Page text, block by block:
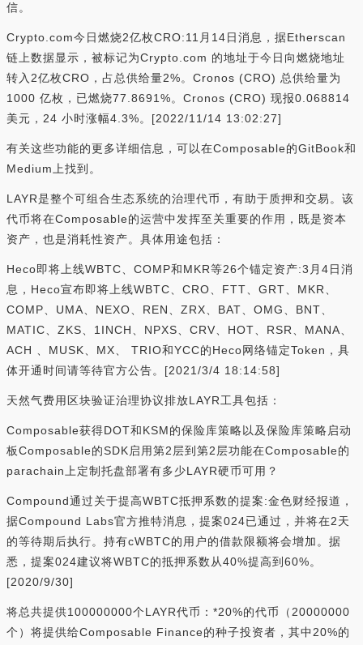
信。
Crypto.com今日燃烧2亿枚CRO:11月14日消息，据Etherscan
链上数据显示，被标记为Crypto.com 的地址于今日向燃烧地址
转入2亿枚CRO，占总供给量2%。Cronos (CRO) 总供给量为
1000 亿枚，已燃烧77.8691%。Cronos (CRO) 现报0.068814
美元，24 小时涨幅4.3%。[2022/11/14 13:02:27]
有关这些功能的更多详细信息，可以在Composable的GitBook和
Medium上找到。
LAYR是整个可组合生态系统的治理代币，有助于质押和交易。该
代币将在Composable的运营中发挥至关重要的作用，既是资本
资产，也是消耗性资产。具体用途包括：
Heco即将上线WBTC、COMP和MKR等26个锚定资产:3月4日消
息，Heco宣布即将上线WBTC、CRO、FTT、GRT、MKR、
COMP、UMA、NEXO、REN、ZRX、BAT、OMG、BNT、
MATIC、ZKS、1INCH、NPXS、CRV、HOT、RSR、MANA、
ACH 、MUSK、MX、 TRIO和YCC的Heco网络锚定Token，具
体开通时间请等待官方公告。[2021/3/4 18:14:58]
天然气费用区块验证治理协议排放LAYR工具包括：
Composable获得DOT和KSM的保险库策略以及保险库策略启动
板Composable的SDK启用第2层到第2层功能在Composable的
parachain上定制托盘部署有多少LAYR硬币可用？
Compound通过关于提高WBTC抵押系数的提案:金色财经报道，
据Compound Labs官方推特消息，提案024已通过，并将在2天
的等待期后执行。持有cWBTC的用户的借款限额将会增加。据
悉，提案024建议将WBTC的抵押系数从40%提高到60%。
[2020/9/30]
将总共提供100000000个LAYR代币：*20%的代币（20000000
个）将提供给Composable Finance的种子投资者，其中20%的